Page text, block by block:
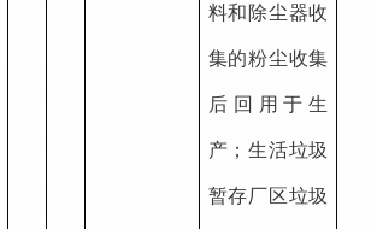
料和除尘器收
集的粉尘收集
后回用于生
产；生活垃圾
暂存厂区垃圾